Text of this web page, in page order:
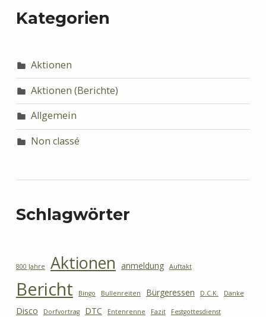
Kategorien
Aktionen
Aktionen (Berichte)
Allgemein
Non classé
Schlagwörter
800 Jahre Aktionen anmeldung Auftakt
Bericht Bingo Bullenreiten Bürgeressen D.C.K. Danke
Disco Dorfvortrag DTC Entenrenne Fazit Festgottesdienst